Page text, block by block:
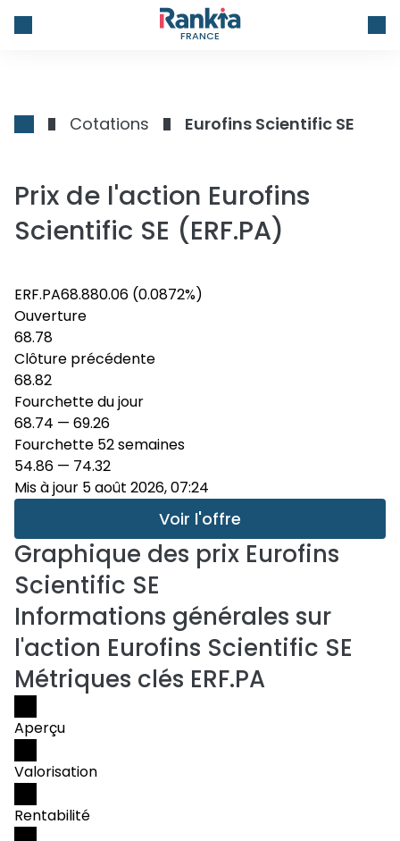
FRANCE
Cotations Eurofins Scientific SE
Prix de l'action Eurofins
Scientific SE (ERF.PA)
ERF.PA68.880.06 (0.0872%)
Ouverture
68.78
Clôture précédente
68.82
Fourchette du jour
68.74 — 69.26
Fourchette 52 semaines
54.86 — 74.32
Mis à jour 5 août 2026, 07:24
Voir l'offre
Graphique des prix Eurofins
Scientific SE
Informations générales sur
l'action Eurofins Scientific SE
Métriques clés ERF.PA
Aperçu
Valorisation
Rentabilité